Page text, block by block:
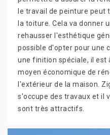
le travail de peinture peut
la toiture. Cela va donner
rehausser l'esthétique
possible d'opter pour une
une finition spéciale, il est
moyen économique de
l'extérieur de la maison.
s'occupe des travaux et il
sont très attractifs.